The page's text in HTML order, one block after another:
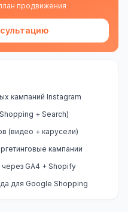
продвижения
кампаний Instagram
+ Search)
(видео + карусели)
кампании
через GA4 + Shopify
для Google Shopping